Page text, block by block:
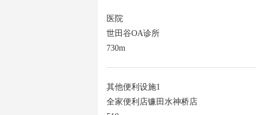
医院
世田谷OA诊所
730m
其他便利设施1
全家便利店镰田水神桥店